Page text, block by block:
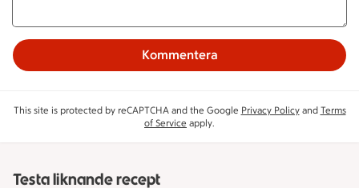
Kommentera
This site is protected by reCAPTCHA and the Google Privacy Policyand Terms
of Service apply.
Testa liknande recept